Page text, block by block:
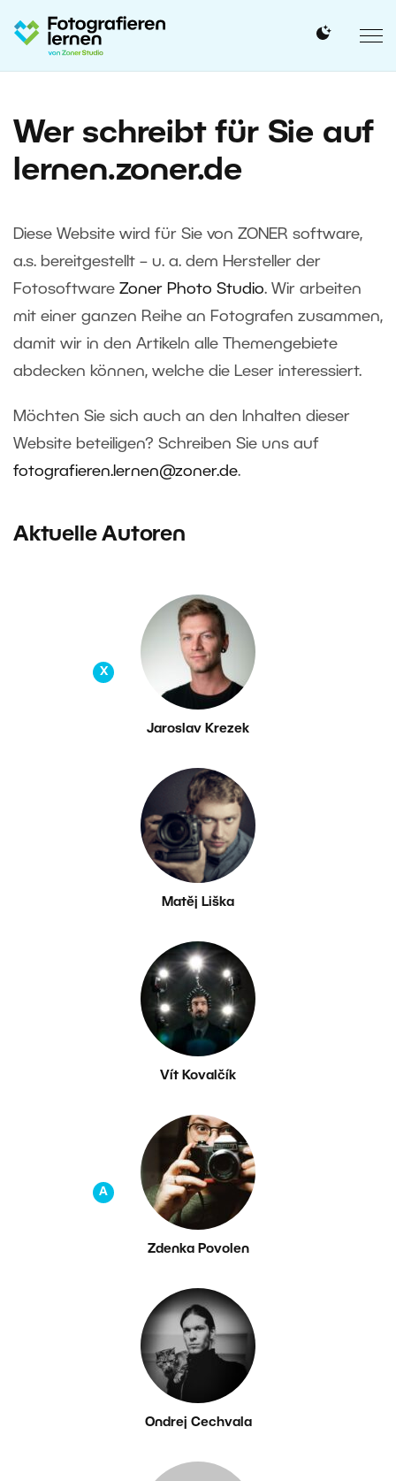
Wer schreibt für Sie auf
lernen.zoner.de
Diese Website wird für Sie von ZONER software,
a.s. bereitgestellt – u. a. dem Hersteller der
Fotosoftware Zoner Photo Studio. Wir arbeiten
mit einer ganzen Reihe an Fotografen zusammen,
damit wir in den Artikeln alle Themengebiete
abdecken können, welche die Leser interessiert.
Möchten Sie sich auch an den Inhalten dieser
Website beteiligen? Schreiben Sie uns auf
fotografieren.lernen@zoner.de.
Aktuelle Autoren
X
Jaroslav Krezek
Matěj Liška
Vít Kovalčík
A
Zdenka Povolen
Ondrej Cechvala